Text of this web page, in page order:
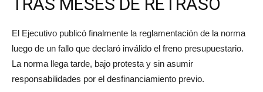
El Ejecutivo publicó finalmente la reglamentación de la norma
luego de un fallo que declaró inválido el freno presupuestario.
La norma llega tarde, bajo protesta y sin asumir
responsabilidades por el desfinanciamiento previo.